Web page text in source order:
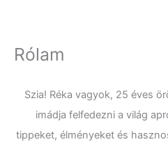
Rólam
Szia! Réka vagyok, 25 éves
imádja felfedezni a világ
tippeket, élményeket és